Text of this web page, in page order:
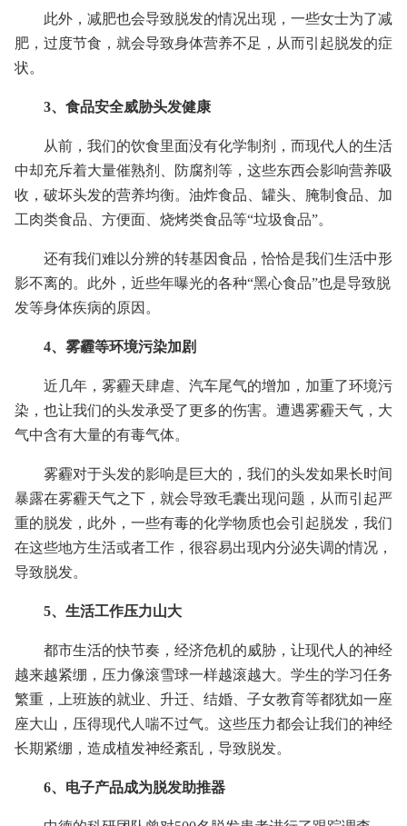
此外，减肥也会导致脱发的情况出现，一些女士为了减
肥，过度节食，就会导致身体营养不足，从而引起脱发的症
状。
3、食品安全威胁头发健康
从前，我们的饮食里面没有化学制剂，而现代人的生活
中却充斥着大量催熟剂、防腐剂等，这些东西会影响营养吸
收，破坏头发的营养均衡。油炸食品、罐头、腌制食品、加
工肉类食品、方便面、烧烤类食品等“垃圾食品”。
还有我们难以分辨的转基因食品，恰恰是我们生活中形
影不离的。此外，近些年曝光的各种“黑心食品”也是导致脱
发等身体疾病的原因。
4、雾霾等环境污染加剧
近几年，雾霾天肆虐、汽车尾气的增加，加重了环境污
染，也让我们的头发承受了更多的伤害。遭遇雾霾天气，大
气中含有大量的有毒气体。
雾霾对于头发的影响是巨大的，我们的头发如果长时间
暴露在雾霾天气之下，就会导致毛囊出现问题，从而引起严
重的脱发，此外，一些有毒的化学物质也会引起脱发，我们
在这些地方生活或者工作，很容易出现内分泌失调的情况，
导致脱发。
5、生活工作压力山大
都市生活的快节奏，经济危机的威胁，让现代人的神经
越来越紧绷，压力像滚雪球一样越滚越大。学生的学习任务
繁重，上班族的就业、升迁、结婚、子女教育等都犹如一座
座大山，压得现代人喘不过气。这些压力都会让我们的神经
长期紧绷，造成植发神经紊乱，导致脱发。
6、电子产品成为脱发助推器